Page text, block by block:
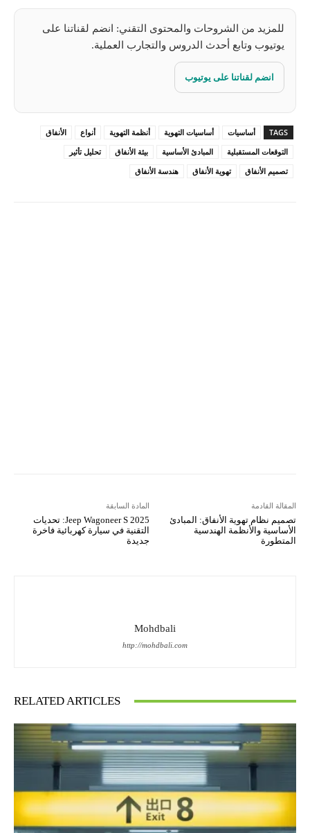
للمزيد من الشروحات والمحتوى التقني: انضم لقناتنا على
يوتيوب وتابع أحدث الدروس والتجارب العملية.
انضم لقناتنا على يوتيوب
TAGS أساسيات أساسيات التهوية أنظمة التهوية أنواع
الأنفاق
التوقعات المستقبلية
المبادئ الأساسية بيئة الأنفاق
تحليل تأثير
تصميم الأنفاق
تهوية الأنفاق هندسة الأنفاق
المادة السابقة
Jeep Wagoneer S 2025: تحديات
التقنية في سيارة كهربائية فاخرة
جديدة
المقالة القادمة
تصميم نظام تهوية الأنفاق: المبادئ
الأساسية والأنظمة الهندسية
المتطورة
Mohdbali
http://mohdbali.com
RELATED ARTICLES